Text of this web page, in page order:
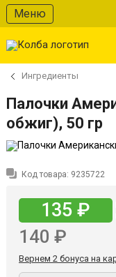
Меню
Ингредиенты
Палочки
обжиг), 50 гр
Код товара: 9235722
135 ₽
140 ₽
Вернем 2 бонуса на